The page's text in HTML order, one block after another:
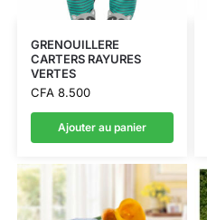
GRENOUILLERE
CARTERS RAYURES
VERTES
CFA8.500
Ajouter au panier